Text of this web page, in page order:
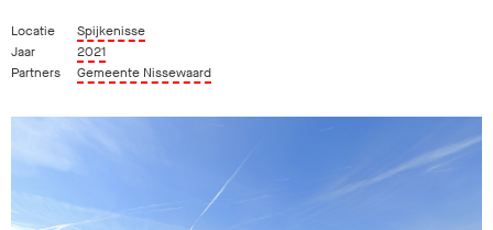
Locatie
Spijkenisse
Jaar
2021
Partners
Gemeente Nissewaard